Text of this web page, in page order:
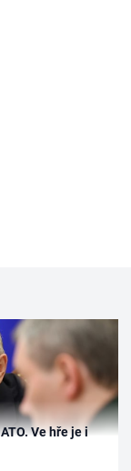
Ve hře je i